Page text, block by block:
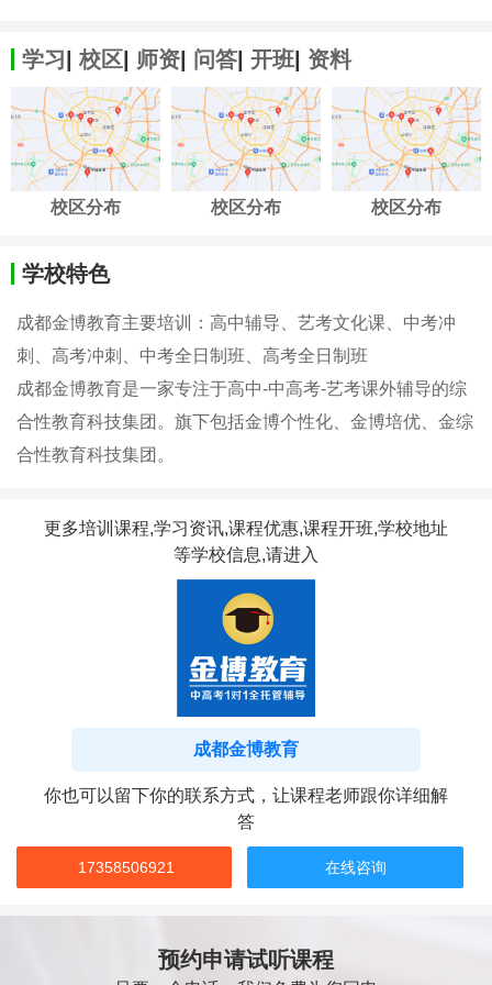
学习| 校区| 师资| 问答| 开班| 资料
校区分布 校区分布 校区分布
学校特色
成都金博教育主要培训：高中辅导、艺考文化课、中考冲
刺、高考冲刺、中考全日制班、高考全日制班
成都金博教育是一家专注于高中-中高考-艺考课外辅导的综
合性教育科技集团。旗下包括金博个性化、金博培优、金综
合性教育科技集团。
更多培训课程,学习资讯,课程优惠,课程开班,学校地址
等学校信息,请进入
成都金博教育
你也可以留下你的联系方式，让课程老师跟你详细解
答
17358506921 在线咨询
预约申请试听课程